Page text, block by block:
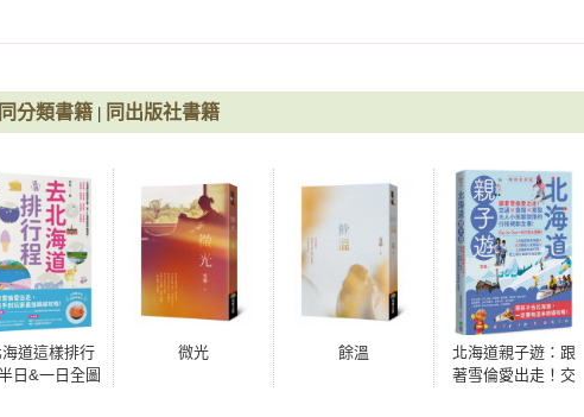
同分類書籍 同出版社書籍
道這樣排行
日&一日全圖
微光 餘溫
北海道親子遊：跟
著雪倫愛出走！交